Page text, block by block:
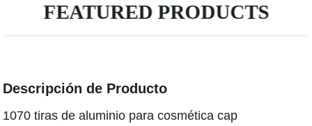
FEATURED PRODUCTS
Descripción de Producto
1070 tiras de aluminio para cosmética cap